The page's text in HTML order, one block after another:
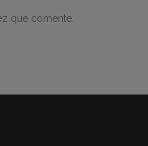
que comente.